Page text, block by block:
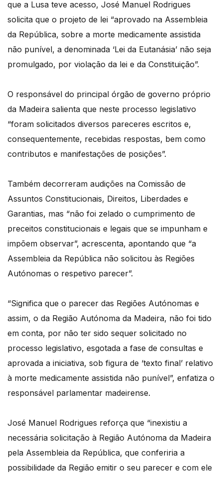
que a Lusa teve acesso, José Manuel Rodrigues
solicita que o projeto de lei “aprovado na Assembleia
da República, sobre a morte medicamente assistida
não punível, a denominada ‘Lei da Eutanásia’ não seja
promulgado, por violação da lei e da Constituição”.
O responsável do principal órgão de governo próprio
da Madeira salienta que neste processo legislativo
“foram solicitados diversos pareceres escritos e,
consequentemente, recebidas respostas, bem como
contributos e manifestações de posições”.
Também decorreram audições na Comissão de
Assuntos Constitucionais, Direitos, Liberdades e
Garantias, mas “não foi zelado o cumprimento de
preceitos constitucionais e legais que se impunham e
impõem observar”, acrescenta, apontando que “a
Assembleia da República não solicitou às Regiões
Autónomas o respetivo parecer”.
“Significa que o parecer das Regiões Autónomas e
assim, o da Região Autónoma da Madeira, não foi tido
em conta, por não ter sido sequer solicitado no
processo legislativo, esgotada a fase de consultas e
aprovada a iniciativa, sob figura de ‘texto final’ relativo
à morte medicamente assistida não punível”, enfatiza o
responsável parlamentar madeirense.
José Manuel Rodrigues reforça que “inexistiu a
necessária solicitação à Região Autónoma da Madeira
pela Assembleia da República, que conferiria a
possibilidade da Região emitir o seu parecer e com ele